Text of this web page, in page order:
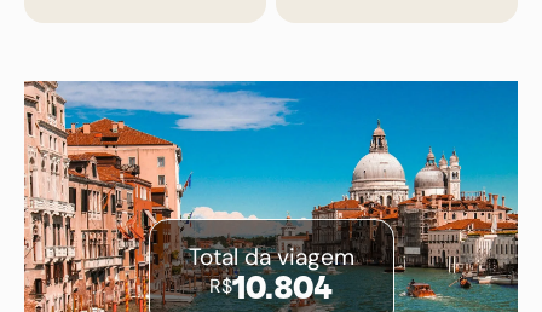
Total da viagem
R$10.804